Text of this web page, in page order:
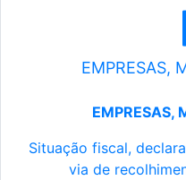
EMPRESAS,
EMPRESAS,
Situação fiscal,
via de